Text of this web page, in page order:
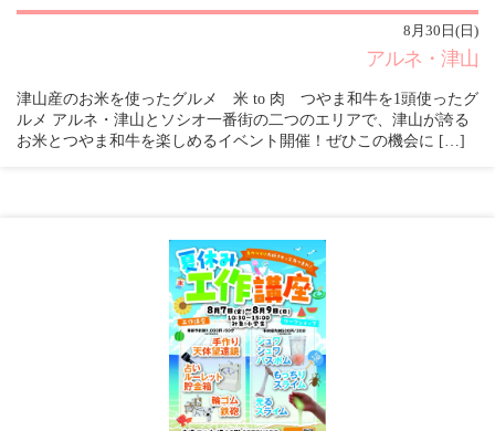
8月30日(日)
アルネ・津山
津山産のお米を使ったグルメ 米 to 肉 つやま和牛を1頭使ったグ
ルメ アルネ・津山とソシオ一番街の二つのエリアで、津山が誇る
お米とつやま和牛を楽しめるイベント開催！ぜひこの機会に […]